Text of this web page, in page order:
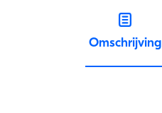
Omschrijving